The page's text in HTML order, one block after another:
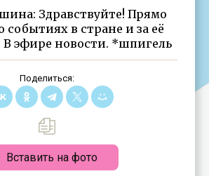
Здравствуйте! Прямо
событиях в стране и за её
В эфире новости. *шпигель
Поделиться:
Вставить на фото